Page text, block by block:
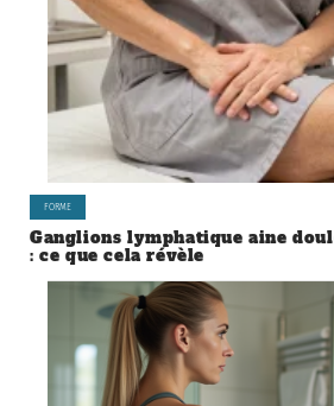
FORME
Ganglions lymphatique aine
: ce que cela révèle